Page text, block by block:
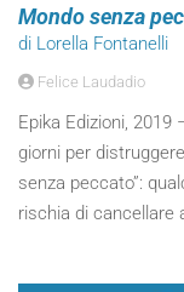
Mondo senza
di Lorella Fontanelli
Felice Laudadio
Epika Edizioni, 2019
giorni per
senza peccato”:
rischia di cancellare